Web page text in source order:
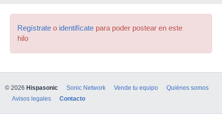
Regístrate o identifícate para poder postear en este
hilo
© 2026 Hispasonic Sonic Network Vende tu equipo
Quiénes somos
Avisos legales
Contacto